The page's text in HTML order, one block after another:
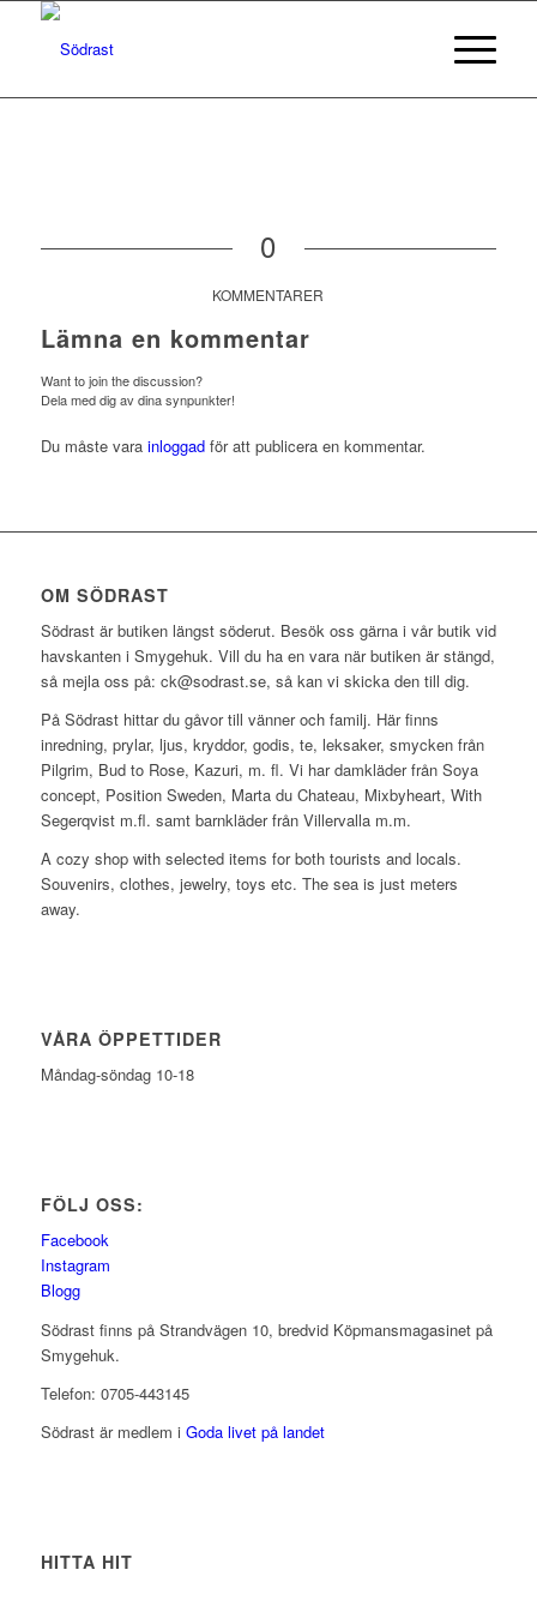
0
KOMMENTARER
Lämna en kommentar
Want to join the discussion?
Dela med dig av dina synpunkter!
Du måste vara inloggadför att publicera en kommentar.
OM SÖDRAST
Södrast är butiken längst söderut. Besök oss gärna i vår butik vid
havskanten i Smygehuk. Vill du ha en vara när butiken är stängd,
så mejla oss på: ck@sodrast.se, så kan vi skicka den till dig.
På Södrast hittar du gåvor till vänner och familj. Här finns
inredning, prylar, ljus, kryddor, godis, te, leksaker, smycken från
Pilgrim, Bud to Rose, Kazuri, m. fl. Vi har damkläder från Soya
concept, Position Sweden, Marta du Chateau, Mixbyheart, With
Segerqvist m.fl. samt barnkläder från Villervalla m.m.
A cozy shop with selected items for both tourists and locals.
Souvenirs, clothes, jewelry, toys etc. The sea is just meters
away.
VÅRA ÖPPETTIDER
Måndag-söndag 10-18
FÖLJ OSS:
Facebook
Instagram
Blogg
Södrast finns på Strandvägen 10, bredvid Köpmansmagasinet på
Smygehuk.
Telefon: 0705-443145
Södrast är medlem i Goda livet på landet
HITTA HIT